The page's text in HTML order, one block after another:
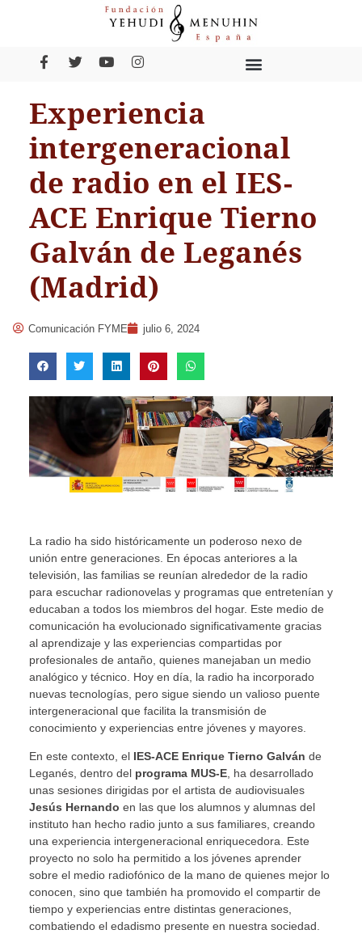
Experiencia
intergeneracional
de radio en el IES-
ACE Enrique Tierno
Galván de Leganés
(Madrid)
Comunicación FYME julio 6, 2024
La radio ha sido históricamente un poderoso nexo de
unión entre generaciones. En épocas anteriores a la
televisión, las familias se reunían alrededor de la radio
para escuchar radionovelas y programas que entretenían y
educaban a todos los miembros del hogar. Este medio de
comunicación ha evolucionado significativamente gracias
al aprendizaje y las experiencias compartidas por
profesionales de antaño, quienes manejaban un medio
analógico y técnico. Hoy en día, la radio ha incorporado
nuevas tecnologías, pero sigue siendo un valioso puente
intergeneracional que facilita la transmisión de
conocimiento y experiencias entre jóvenes y mayores.
En este contexto, el IES-ACE Enrique Tierno Galván de
Leganés, dentro del programa MUS-E, ha desarrollado
unas sesiones dirigidas por el artista de audiovisuales
Jesús Hernando en las que los alumnos y alumnas del
instituto han hecho radio junto a sus familiares, creando
una experiencia intergeneracional enriquecedora. Este
proyecto no solo ha permitido a los jóvenes aprender
sobre el medio radiofónico de la mano de quienes mejor lo
conocen, sino que también ha promovido el compartir de
tiempo y experiencias entre distintas generaciones,
combatiendo el edadismo presente en nuestra sociedad.